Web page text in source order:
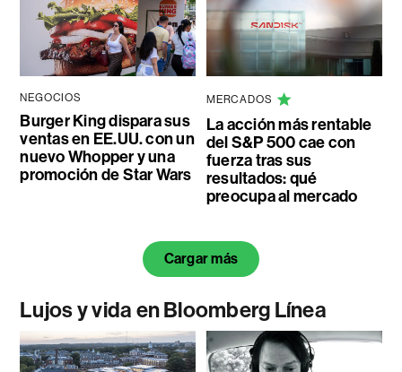
NEGOCIOS
Burger King dispara sus
ventas en EE.UU. con un
nuevo Whopper y una
promoción de Star Wars
MERCADOS
La acción más rentable
del S&P 500 cae con
fuerza tras sus
resultados: qué
preocupa al mercado
Cargar más
Lujos y vida en Bloomberg Línea